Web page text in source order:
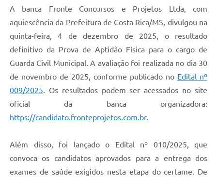
A banca Fronte Concursos e Projetos Ltda, com
aquiescência da Prefeitura de Costa Rica/MS, divulgou na
quinta-feira, 4 de dezembro de 2025, o resultado
definitivo da Prova de Aptidão Física para o cargo de
Guarda Civil Municipal. A avaliação foi realizada no dia 30
de novembro de 2025, conforme publicado no Edital nº
009/2025. Os resultados podem ser acessados no site
oficial da banca organizadora:
https://candidato.fronteprojetos.com.br.
Além disso, foi lançado o Edital nº 010/2025, que
convoca os candidatos aprovados para a entrega dos
exames de saúde exigidos nesta etapa do certame. De